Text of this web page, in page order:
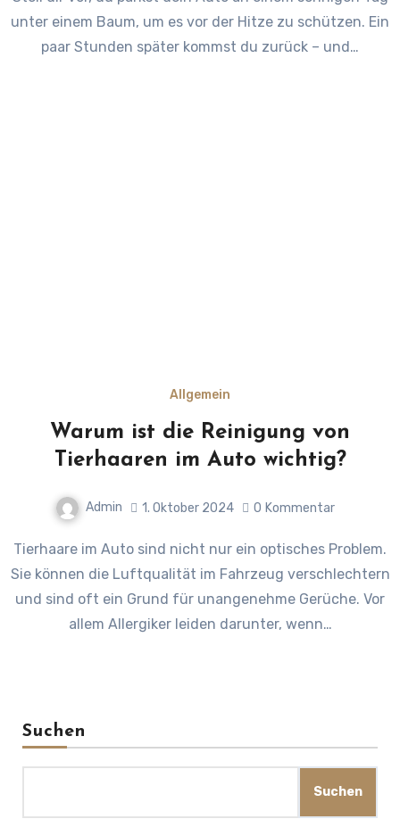
unter einem Baum, um es vor der Hitze zu schützen. Ein
paar Stunden später kommst du zurück – und…
Allgemein
Warum ist die Reinigung von
Tierhaaren im Auto wichtig?
Admin 1. Oktober 2024 0 Kommentar
Tierhaare im Auto sind nicht nur ein optisches Problem.
Sie können die Luftqualität im Fahrzeug verschlechtern
und sind oft ein Grund für unangenehme Gerüche. Vor
allem Allergiker leiden darunter, wenn…
Suchen
Suchen